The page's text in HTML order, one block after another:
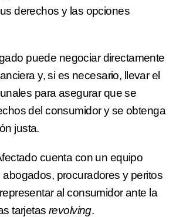
derechos y las opciones
puede negociar directamente
y, si es necesario, llevar el
para asegurar que se
del consumidor y se obtenga
justa.
cuenta con un equipo
procuradores y peritos
al consumidor ante la
tarjetasrevolving.